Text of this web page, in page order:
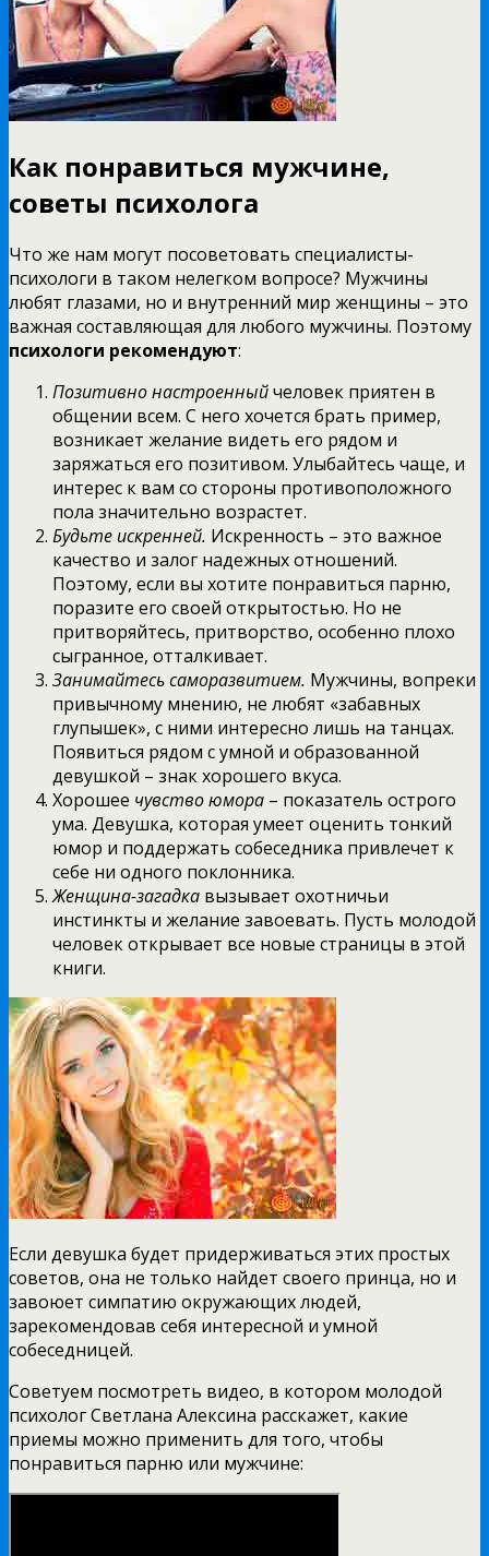
Как понравиться мужчине,
советы психолога
Что же нам могут посоветовать специалисты-
психологи в таком нелегком вопросе? Мужчины
любят глазами, но и внутренний мир женщины – это
важная составляющая для любого мужчины. Поэтому
психологи рекомендуют:
Позитивно настроенныйчеловек приятен в
общении всем. С него хочется брать пример,
возникает желание видеть его рядом и
заряжаться его позитивом. Улыбайтесь чаще, и
интерес к вам со стороны противоположного
пола значительно возрастет.
Будьте искренней. Искренность – это важное
качество и залог надежных отношений.
Поэтому, если вы хотите понравиться парню,
поразите его своей открытостью. Но не
притворяйтесь, притворство, особенно плохо
сыгранное, отталкивает.
Занимайтесь саморазвитием. Мужчины, вопреки
привычному мнению, не любят «забавных
глупышек», с ними интересно лишь на танцах.
Появиться рядом с умной и образованной
девушкой – знак хорошего вкуса.
Хорошее чувство юмора – показатель острого
ума. Девушка, которая умеет оценить тонкий
юмор и поддержать собеседника привлечет к
себе ни одного поклонника.
Женщина-загадка вызывает охотничьи
инстинкты и желание завоевать. Пусть молодой
человек открывает все новые страницы в этой
книги.
Если девушка будет придерживаться этих простых
советов, она не только найдет своего принца, но и
завоюет симпатию окружающих людей,
зарекомендовав себя интересной и умной
собеседницей.
Советуем посмотреть видео, в котором молодой
психолог Светлана Алексина расскажет, какие
приемы можно применить для того, чтобы
понравиться парню или мужчине: